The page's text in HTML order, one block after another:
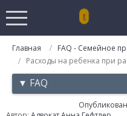
Главная
FAQ - Семейное
Расходы на ребенка при
▼ FAQ